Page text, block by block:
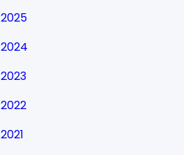
2025
2024
2023
2022
2021